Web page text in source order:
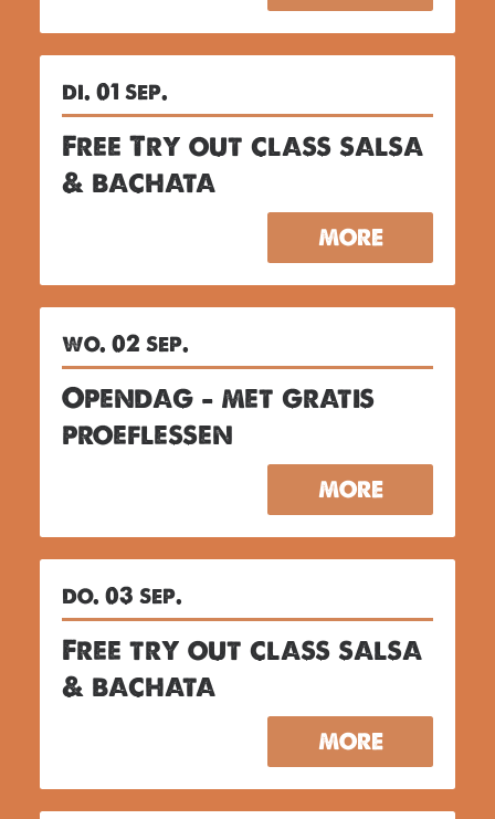
di. 01 sep.
Free Try out class salsa
& bachata
MORE
wo. 02 sep.
Opendag – met gratis
proeflessen
MORE
do. 03 sep.
Free try out class salsa
& bachata
MORE